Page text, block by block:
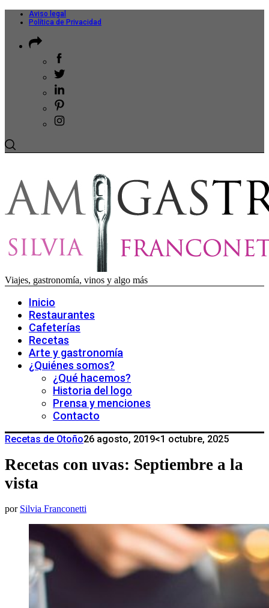
Aviso legal
Política de Privacidad
Viajes, gastronomía, vinos y algo más
Inicio
Restaurantes
Cafeterías
Recetas
Arte y gastronomía
¿Quiénes somos?
¿Qué hacemos?
Historia del logo
Prensa y menciones
Contacto
Recetas de Otoño26 agosto, 2019<1 octubre, 2025
Recetas con uvas: Septiembre a la
vista
por Silvia Franconetti